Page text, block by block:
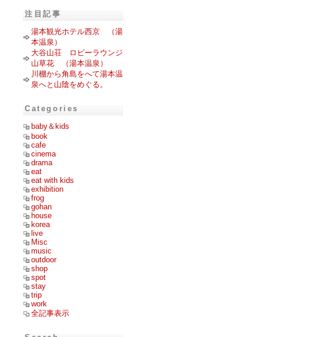
注目記事
湯本観光ホテル西京 （湯
本温泉）
大谷山荘 ロビーラウンジ
山草花 （湯本温泉）
川棚から角島をへて湯本温
泉へと山陰をめぐる。
Categories
baby＆kids
book
cafe
cinema
drama
eat
eat with kids
exhibition
frog
gohan
house
korea
live
Misc
music
outdoor
shop
spot
stay
trip
work
全記事表示